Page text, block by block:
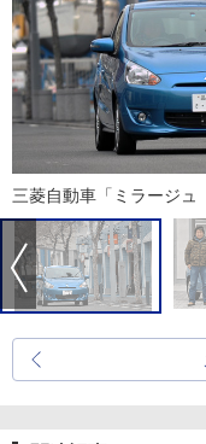
三菱自動車「ミラージュ